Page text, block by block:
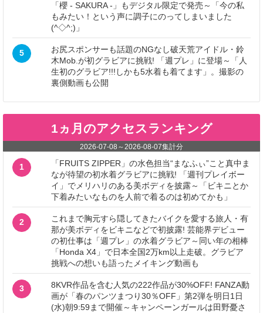
「櫻 - SAKURA -」もデジタル限定で発売～「今の私
もみたい！という声に調子にのってしまいました
(^◇^;)」
5
お尻スポンサーも話題のNGなし破天荒アイドル・鈴
木Mob.が初グラビアに挑戦! 「週プレ」に登場～「人
生初のグラビア!!!しかも5水着も着てます」。撮影の
裏側動画も公開
1ヵ月のアクセスランキング
2026-07-08 ～2026-08-07集計分
1
「FRUITS ZIPPER」の水色担当“まなふぃ”こと真中ま
なが待望の初水着グラビアに挑戦! 「週刊プレイボー
イ」でメリハリのある美ボディを披露～「ビキニとか
下着みたいなものを人前で着るのは初めてかも」
2
これまで胸元すら隠してきたバイクを愛する旅人・有
那が美ボディをビキニなどで初披露! 芸能界デビュー
の初仕事は「週プレ」の水着グラビア～同い年の相棒
「Honda X4」で日本全国2万km以上走破。グラビア
挑戦への想いも語ったメイキング動画も
3
8KVR作品を含む人気の222作品が30%OFF! FANZA動
画が「春のパンツまつり30％OFF」第2弾を明日1日
(水)朝9:59まで開催～キャンペーンガールは田野憂さ